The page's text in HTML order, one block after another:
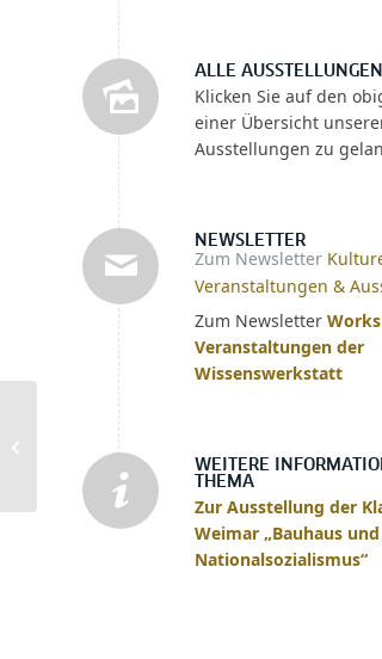
ALLE AUSSTELLUNGEN
Klicken Sie auf den
einer Übersicht
Ausstellungen zu
NEWSLETTER
Zum Newsletter
Veranstaltungen &
Zum Newsletter
Veranstaltungen der
Wissenswerkstatt
WEITERE
THEMA
Zur Ausstellung der
Weimar „Bauhaus und
Nationalsozialismus“
Kriegslandschaften
verdichten: Joseph
Roths ‚Hotel Savoy‘